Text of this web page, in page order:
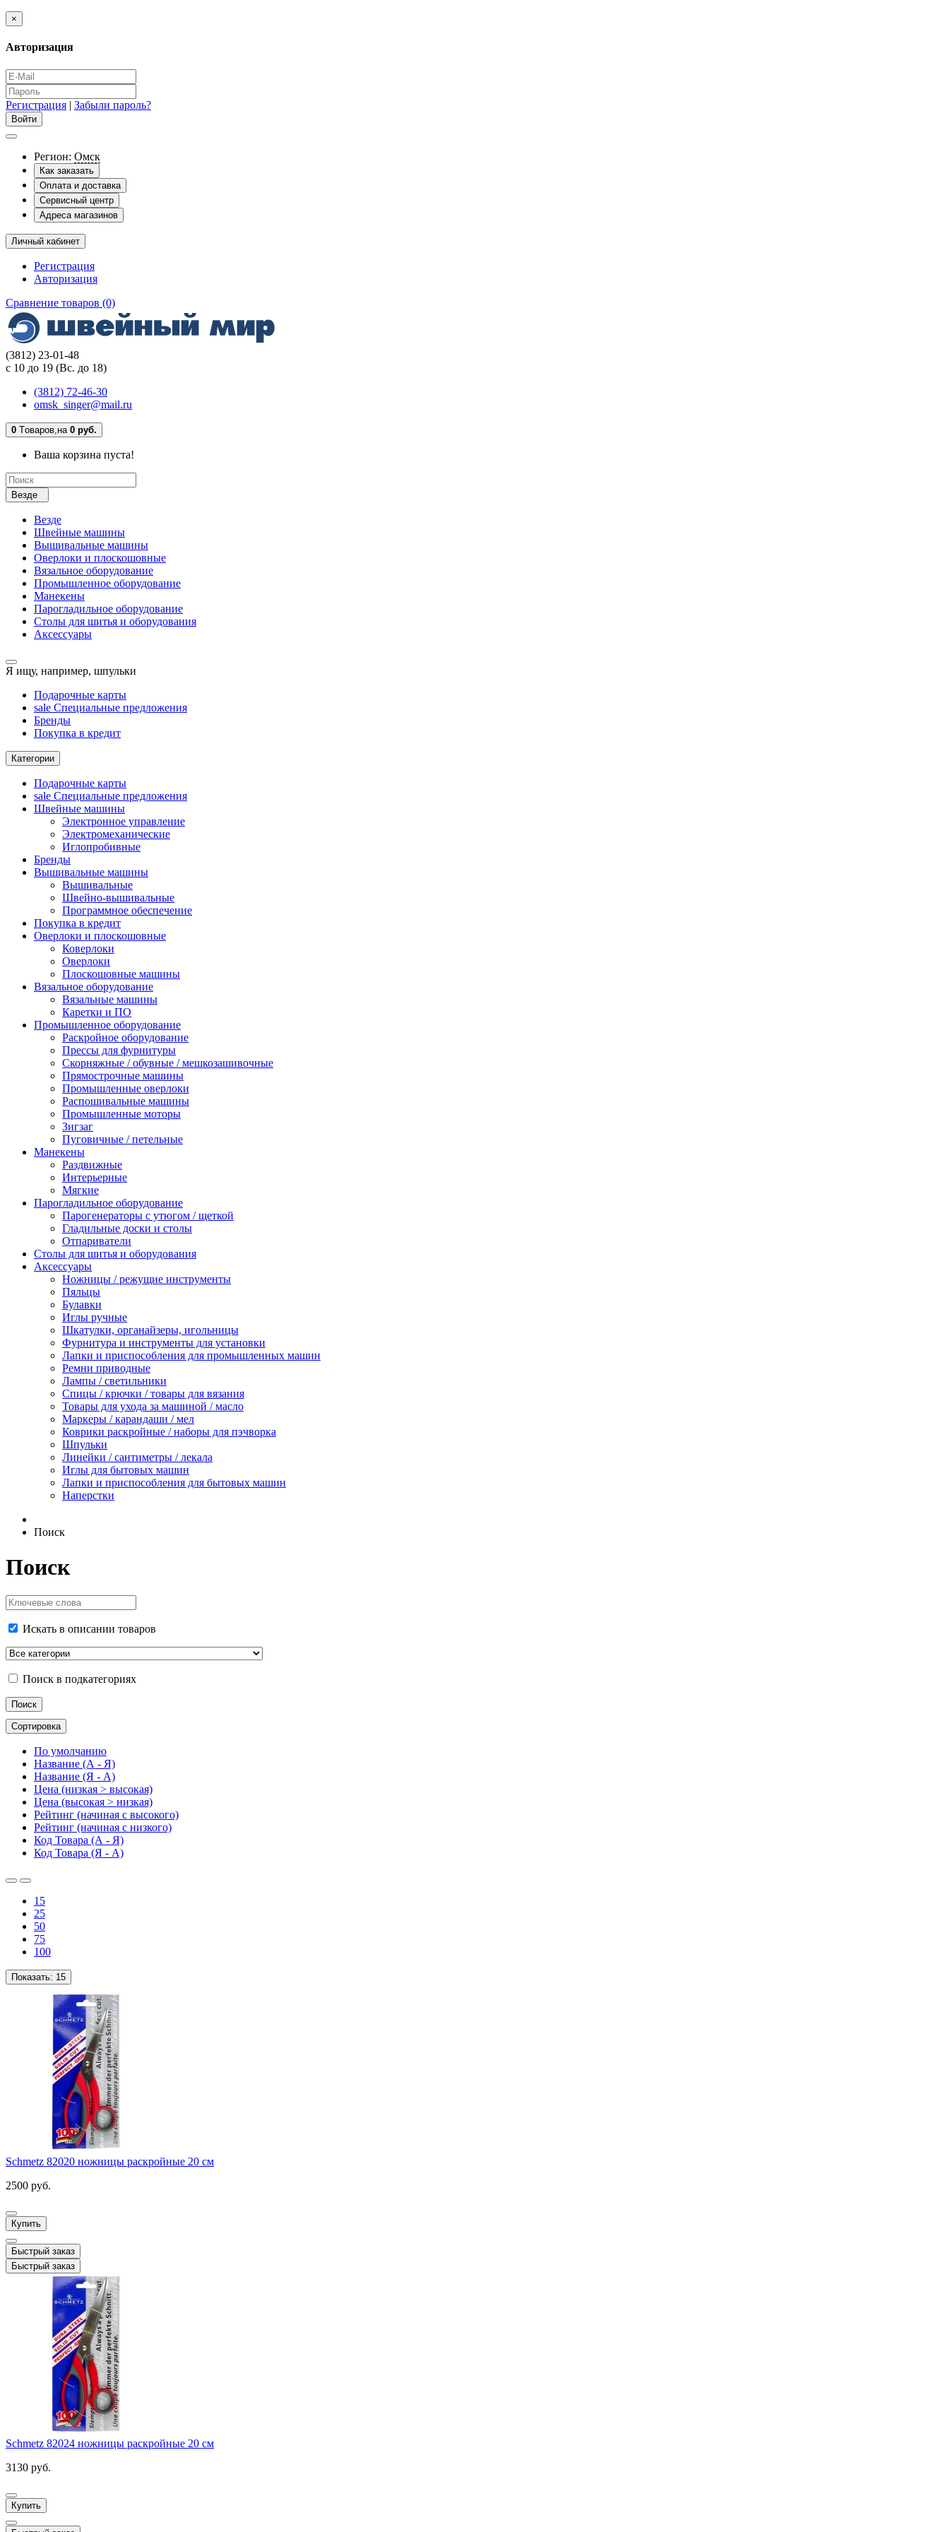
×
Авторизация
Регистрация | Забыли пароль?
Регион: Омск
Как заказать
Оплата и доставка
Сервисный центр
Адреса магазинов
Личный кабинет
Регистрация
Авторизация
Сравнение товаров (0)
(3812) 23-01-48
с 10 до 19 (Вс. до 18)
(3812) 72-46-30
omsk_singer@mail.ru
0 Tоваров,на 0 руб.
Ваша корзина пуста!
Везде
Везде
Швейные машины
Вышивальные машины
Оверлоки и плоскошовные
Вязальное оборудование
Промышленное оборудование
Манекены
Парогладильное оборудование
Столы для шитья и оборудования
Аксессуары
Я ищу, например, шпульки
Подарочные карты
sale Специальные предложения
Бренды
Покупка в кредит
Категории
Подарочные карты
sale Специальные предложения
Швейные машины
Электронное управление
Электромеханические
Иглопробивные
Бренды
Вышивальные машины
Вышивальные
Швейно-вышивальные
Программное обеспечение
Покупка в кредит
Оверлоки и плоскошовные
Коверлоки
Оверлоки
Плоскошовные машины
Вязальное оборудование
Вязальные машины
Каретки и ПО
Промышленное оборудование
Раскройное оборудование
Прессы для фурнитуры
Скорняжные / обувные / мешкозашивочные
Прямострочные машины
Промышленные оверлоки
Распошивальные машины
Промышленные моторы
Зигзаг
Пуговичные / петельные
Манекены
Раздвижные
Интерьерные
Мягкие
Парогладильное оборудование
Парогенераторы с утюгом / щеткой
Гладильные доски и столы
Отпариватели
Столы для шитья и оборудования
Аксессуары
Ножницы / режущие инструменты
Пяльцы
Булавки
Иглы ручные
Шкатулки, органайзеры, игольницы
Фурнитура и инструменты для установки
Лапки и приспособления для промышленных машин
Ремни приводные
Лампы / светильники
Спицы / крючки / товары для вязания
Товары для ухода за машиной / масло
Маркеры / карандаши / мел
Коврики раскройные / наборы для пэчворка
Шпульки
Линейки / сантиметры / лекала
Иглы для бытовых машин
Лапки и приспособления для бытовых машин
Наперстки
Поиск
Поиск
Искать в описании товаров
Поиск в подкатегориях
Сортировка
По умолчанию
Название (А - Я)
Название (Я - А)
Цена (низкая > высокая)
Цена (высокая > низкая)
Рейтинг (начиная с высокого)
Рейтинг (начиная с низкого)
Код Товара (А - Я)
Код Товара (Я - А)
15
25
50
75
100
Показать: 15
Schmetz 82020 ножницы раскройные 20 см
2500 руб.
Купить
Быстрый заказ
Быстрый заказ
Schmetz 82024 ножницы раскройные 20 см
3130 руб.
Купить